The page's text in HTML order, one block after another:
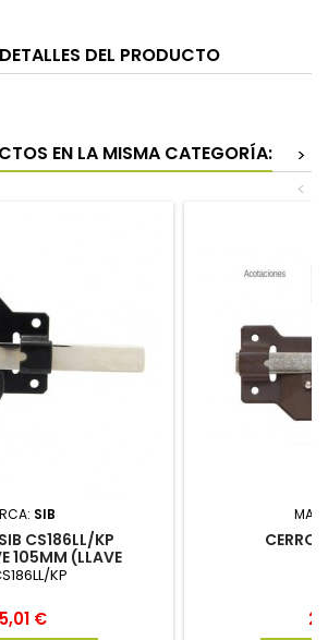
DETALLES DEL PRODUCTO
EN LA MISMA CATEGORÍA:
>
<
SIB
CS186LL/KP
105MM (LLAVE
KP
€